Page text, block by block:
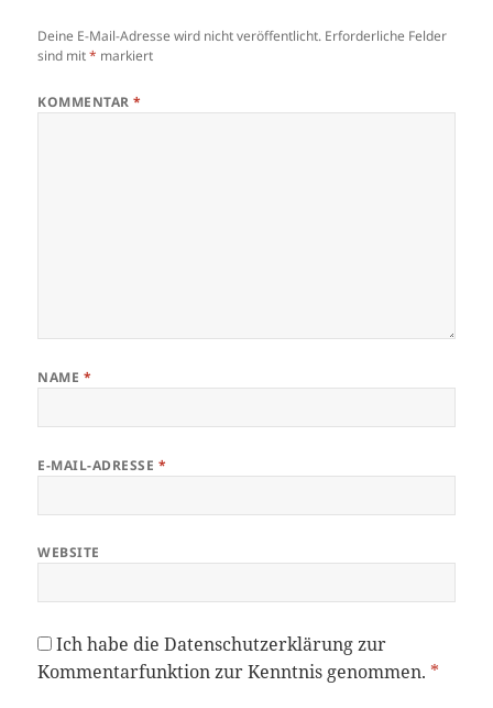
Deine E-Mail-Adresse wird nicht veröffentlicht. Erforderliche Felder
sind mit* markiert
KOMMENTAR*
NAME *
E-MAIL-ADRESSE *
WEBSITE
Ich habe dieDatenschutzerklärungzur
Kommentarfunktion zur Kenntnis genommen. *